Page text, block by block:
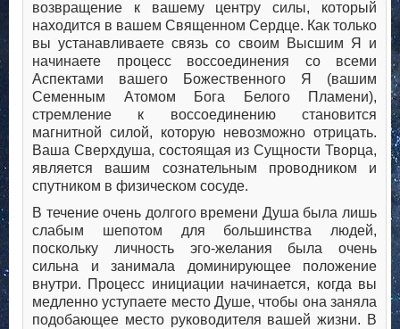
возвращение к вашему центру силы, который
находится в вашем Священном Сердце. Как только
вы устанавливаете связь со своим Высшим Я и
начинаете процесс воссоединения со всеми
Аспектами вашего Божественного Я (вашим
Семенным Атомом Бога Белого Пламени),
стремление к воссоединению становится
магнитной силой, которую невозможно отрицать.
Ваша Сверхдуша, состоящая из Сущности Творца,
является вашим сознательным проводником и
спутником в физическом сосуде.
В течение очень долгого времени Душа была лишь
слабым шепотом для большинства людей,
поскольку личность эго-желания была очень
сильна и занимала доминирующее положение
внутри. Процесс инициации начинается, когда вы
медленно уступаете место Душе, чтобы она заняла
подобающее место руководителя вашей жизни. В